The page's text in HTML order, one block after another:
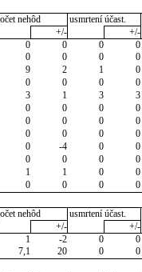
nehôd usmrtení účast.
+/-
+/-
0 0 0 0
0 0 0 0
9 2 1 0
0 0 0 0
3 1 3 3
0 0 0 0
0 0 0 0
0 0 0 0
0 -4 0 0
0 0 0 0
1 1 0 0
0 0 0 0
nehôd usmrtení účast.
+/-
+/-
1 -2 0 0
7,1 20 0 0